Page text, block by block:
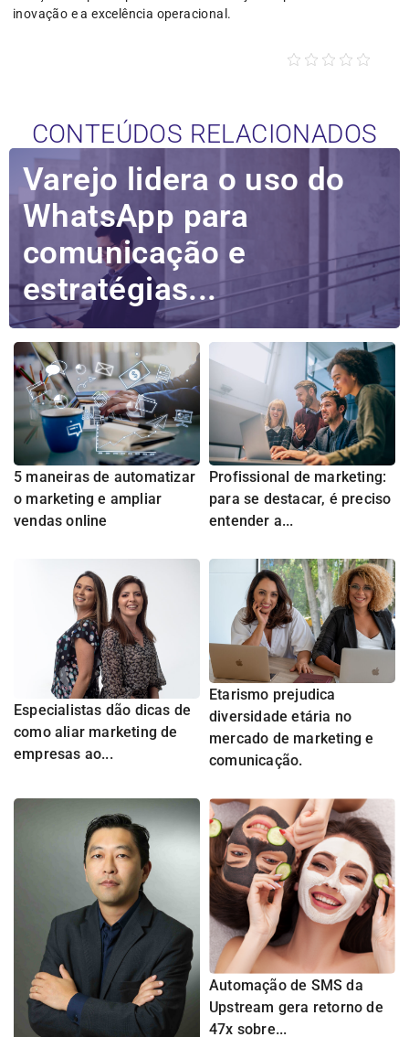
inovação e a excelência operacional.
CONTEÚDOS RELACIONADOS
Varejo lidera o uso do
WhatsApp para
comunicação e
estratégias...
5 maneiras de automatizar
o marketing e ampliar
vendas online
Profissional de marketing:
para se destacar, é preciso
entender a...
Especialistas dão dicas de
como aliar marketing de
empresas ao...
Etarismo prejudica
diversidade etária no
mercado de marketing e
comunicação.
Automação de SMS da
Upstream gera retorno de
47x sobre...